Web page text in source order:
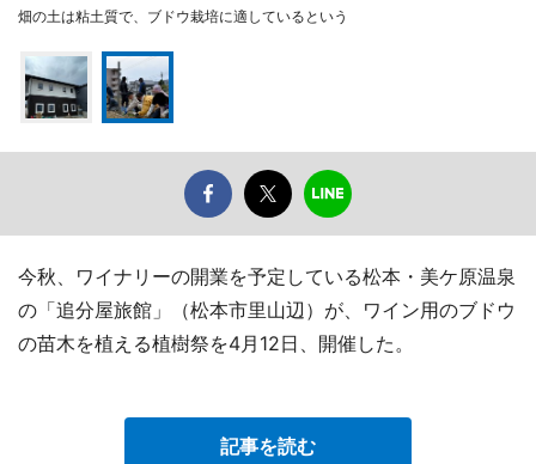
畑の土は粘土質で、ブドウ栽培に適しているという
今秋、ワイナリーの開業を予定している松本・美ケ原温泉
の「追分屋旅館」（松本市里山辺）が、ワイン用のブドウ
の苗木を植える植樹祭を4月12日、開催した。
記事を読む